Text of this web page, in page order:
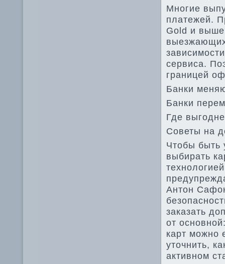
Многие
платежей.
Gold и выше
сервиса.
границей
Банки
Банки
Где
Советы на
Чтобы быть
выбирать
Антон
заказать
от
карт можно
уточнить,
активном